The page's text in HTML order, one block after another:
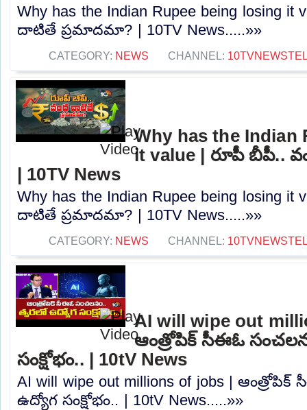
Why has the Indian Rupee being losing
దాటితే ప్రమాదమా? | 10TV News.....»»
CATEGORY: NEWS CHANNEL:
Why has the Indian
it value | రూపీ
| 10TV News
Why has the Indian Rupee being losing
దాటితే ప్రమాదమా? | 10TV News.....»»
CATEGORY: NEWS CHANNEL:
AI will wipe out
ఆంత్రోపిక్ సీఈఓ
సంక్షోభం.. | 10tV News
AI will wipe out millions of jobs |
ఉద్యోగ సంక్షోభం.. | 10tV News.....»»